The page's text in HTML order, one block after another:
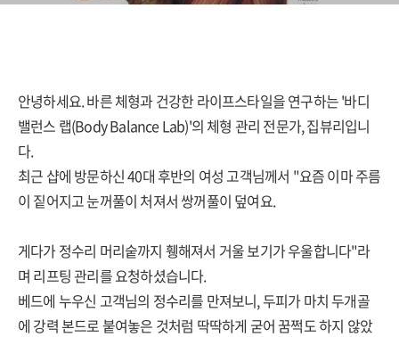
안녕하세요. 바른 체형과 건강한 라이프스타일을 연구하는 '바디
밸런스 랩(Body Balance Lab)'의 체형 관리 전문가, 집뷰리입니
다.
최근 샵에 방문하신 40대 후반의 여성 고객님께서 "요즘 이마 주름
이 짙어지고 눈꺼풀이 처져서 쌍꺼풀이 덮여요.
게다가 정수리 머리숱까지 휑해져서 거울 보기가 우울합니다"라
며 리프팅 관리를 요청하셨습니다.
베드에 누우신 고객님의 정수리를 만져보니, 두피가 마치 두개골
에 강력 본드로 붙여놓은 것처럼 딱딱하게 굳어 꿈쩍도 하지 않았